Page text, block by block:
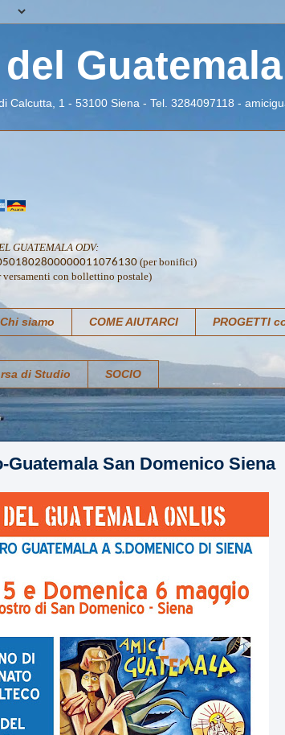
Calcutta, 1 - 53100 Siena - Tel. 3284097118 -
GUATEMALA ODV:
(per bonifici)
versamenti con bollettino postale)
Chi siamo COME AIUTARCI PROGETTI
di Studio SOCIO
Guatemala San Domenico Siena